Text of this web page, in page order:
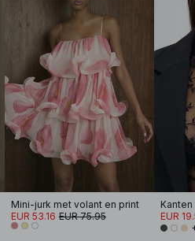
Mini-jurk met volant en print
EUR 53.16 EUR 75.95
EUR